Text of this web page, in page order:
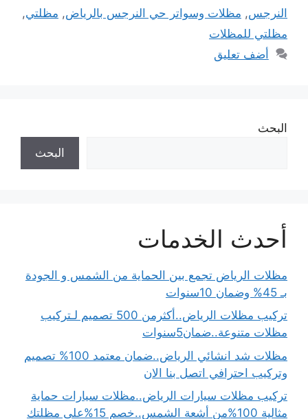
النرجس, مظلات وسواتر حي النرجس بالرياض, مظلتي,
مظلتي للمظلات
أضف تعليق
البحث
البحث
أحدث الخدمات
مظلات الرياض تجمع بين الحماية من الشمس و الجودة
بـ 45% وضمان 10سنوات
تركيب مظلات الرياض..أكثرمن 500 تصميم لـتركيب
مظلات متنوعة..ضمان5سنوات
مظلات شد انشائي الرياض..ضمان معتمد 100% تصميم
وتركيب احترافي اتصل بنا الان
تركيب مظلات سيارات الرياض..مظلات سيارات حماية
مثالية 100%من أشعة الشمس..خصم 15%على مظلتك